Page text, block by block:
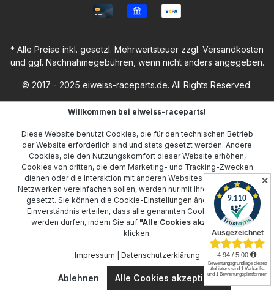
* Alle Preise inkl. gesetzl. Mehrwertsteuer zzgl. Versandkosten
und ggf. Nachnahmegebühren, wenn nicht anders angegeben.
© 2017 - 2025 eiweiss-raceparts.de. All Rights Reserved.
Willkommen bei eiweiss-raceparts!
Diese Website benutzt Cookies, die für den technischen Betrieb
der Website erforderlich sind und stets gesetzt werden. Andere
Cookies, die den Nutzungskomfort dieser Website erhöhen,
Cookies von dritten, die dem Marketing- und Tracking-Zwecken
dienen oder die Interaktion mit anderen Websites und sozialen
Netzwerken vereinfachen sollen, werden nur mit Ihrer Zustimmung
gesetzt. Sie können die Cookie-Einstellungen ändern oder Ihr
Einverständnis erteilen, dass alle genannten Cookies gesetzt
werden dürfen, indem Sie auf "Alle Cookies akzeptieren"
klicken.
Impressum Datenschutzerklärung
Ablehnen Alle Cookies akzeptieren
✕